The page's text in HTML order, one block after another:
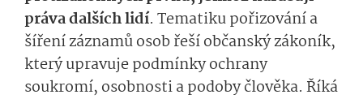
práva dalších lidí. Tematiku pořizování a
šíření záznamů osob řeší občanský zákoník,
který upravuje podmínky ochrany
soukromí, osobnosti a podoby člověka. Říká